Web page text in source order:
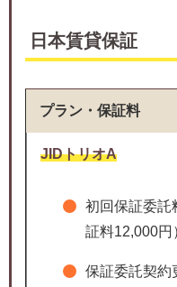
日本賃貸保証
プラン・保証料
JIDトリオA
初回保証委託
証料12,000円
保証委託契約